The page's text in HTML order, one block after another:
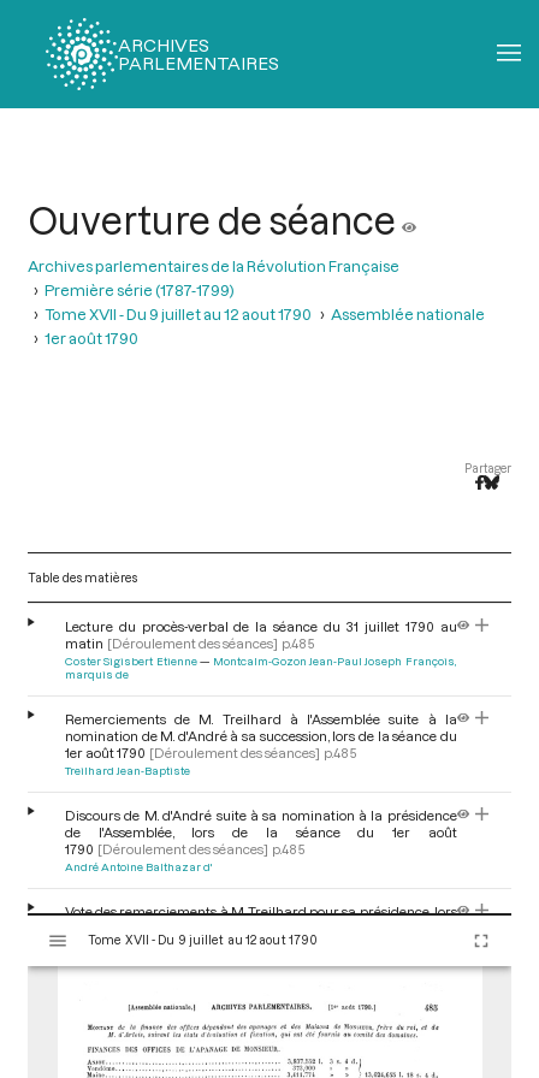
ARCHIVES
PARLEMENTAIRES
Ouverture de séance
Archives parlementaires de la Révolution Française
Première série (1787-1799)
Tome XVII - Du 9 juillet au 12 aout 1790
Assemblée nationale
1er août 1790
Partager
Table des matières
Lecture du procès-verbal de la séance du 31 juillet 1790 au
matin [Déroulement des séances] p.485
Coster Sigisbert Etienne
Montcalm-Gozon Jean-Paul Joseph François,
marquis de
Remerciements de M. Treilhard à l'Assemblée suite à la
nomination de M. d'André à sa succession, lors de la séance du
1er août 1790 [Déroulement des séances] p.485
Treilhard Jean-Baptiste
Discours de M. d'André suite à sa nomination à la présidence
de l'Assemblée, lors de la séance du 1er août
1790 [Déroulement des séances] p.485
André Antoine Balthazar d'
Vote des remerciements à M. Treilhard pour sa présidence, lors
Lecture du procès-verbal de la séance du 31 juillet 1790 au
Rewbell Jean François
Amendement par M. Rabaud du décret ordonnant des
poursuites contre les auteurs des deux imprimés intitulés
s
Tome XVII - Du 9 juillet au 12 aout 1790